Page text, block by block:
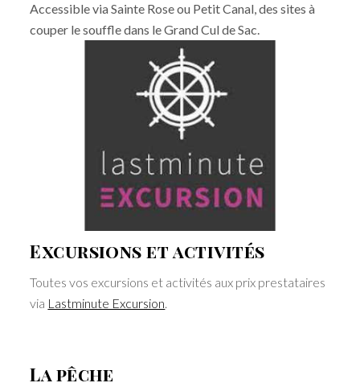
Accessible via Sainte Rose ou Petit Canal, des sites à
couper le souffle dans le Grand Cul de Sac.
Excursions et activités
Toutes vos excursions et activités aux prix prestataires
via Lastminute Excursion
La pêche